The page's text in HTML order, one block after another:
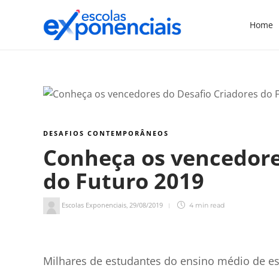
Home
DESAFIOS CONTEMPORÂNEOS
Conheça os
do Futuro 2019
Escolas Exponenciais, 29/08/2019 4 min read
Milhares de estudantes do ensino médio de